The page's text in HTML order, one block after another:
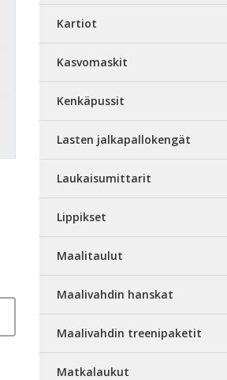
Kartiot
Kasvomaskit
Kenkäpussit
Lasten jalkapallokengät
Laukaisumittarit
Lippikset
Maalitaulut
Maalivahdin hanskat
Maalivahdin treenipaketit
Matkalaukut